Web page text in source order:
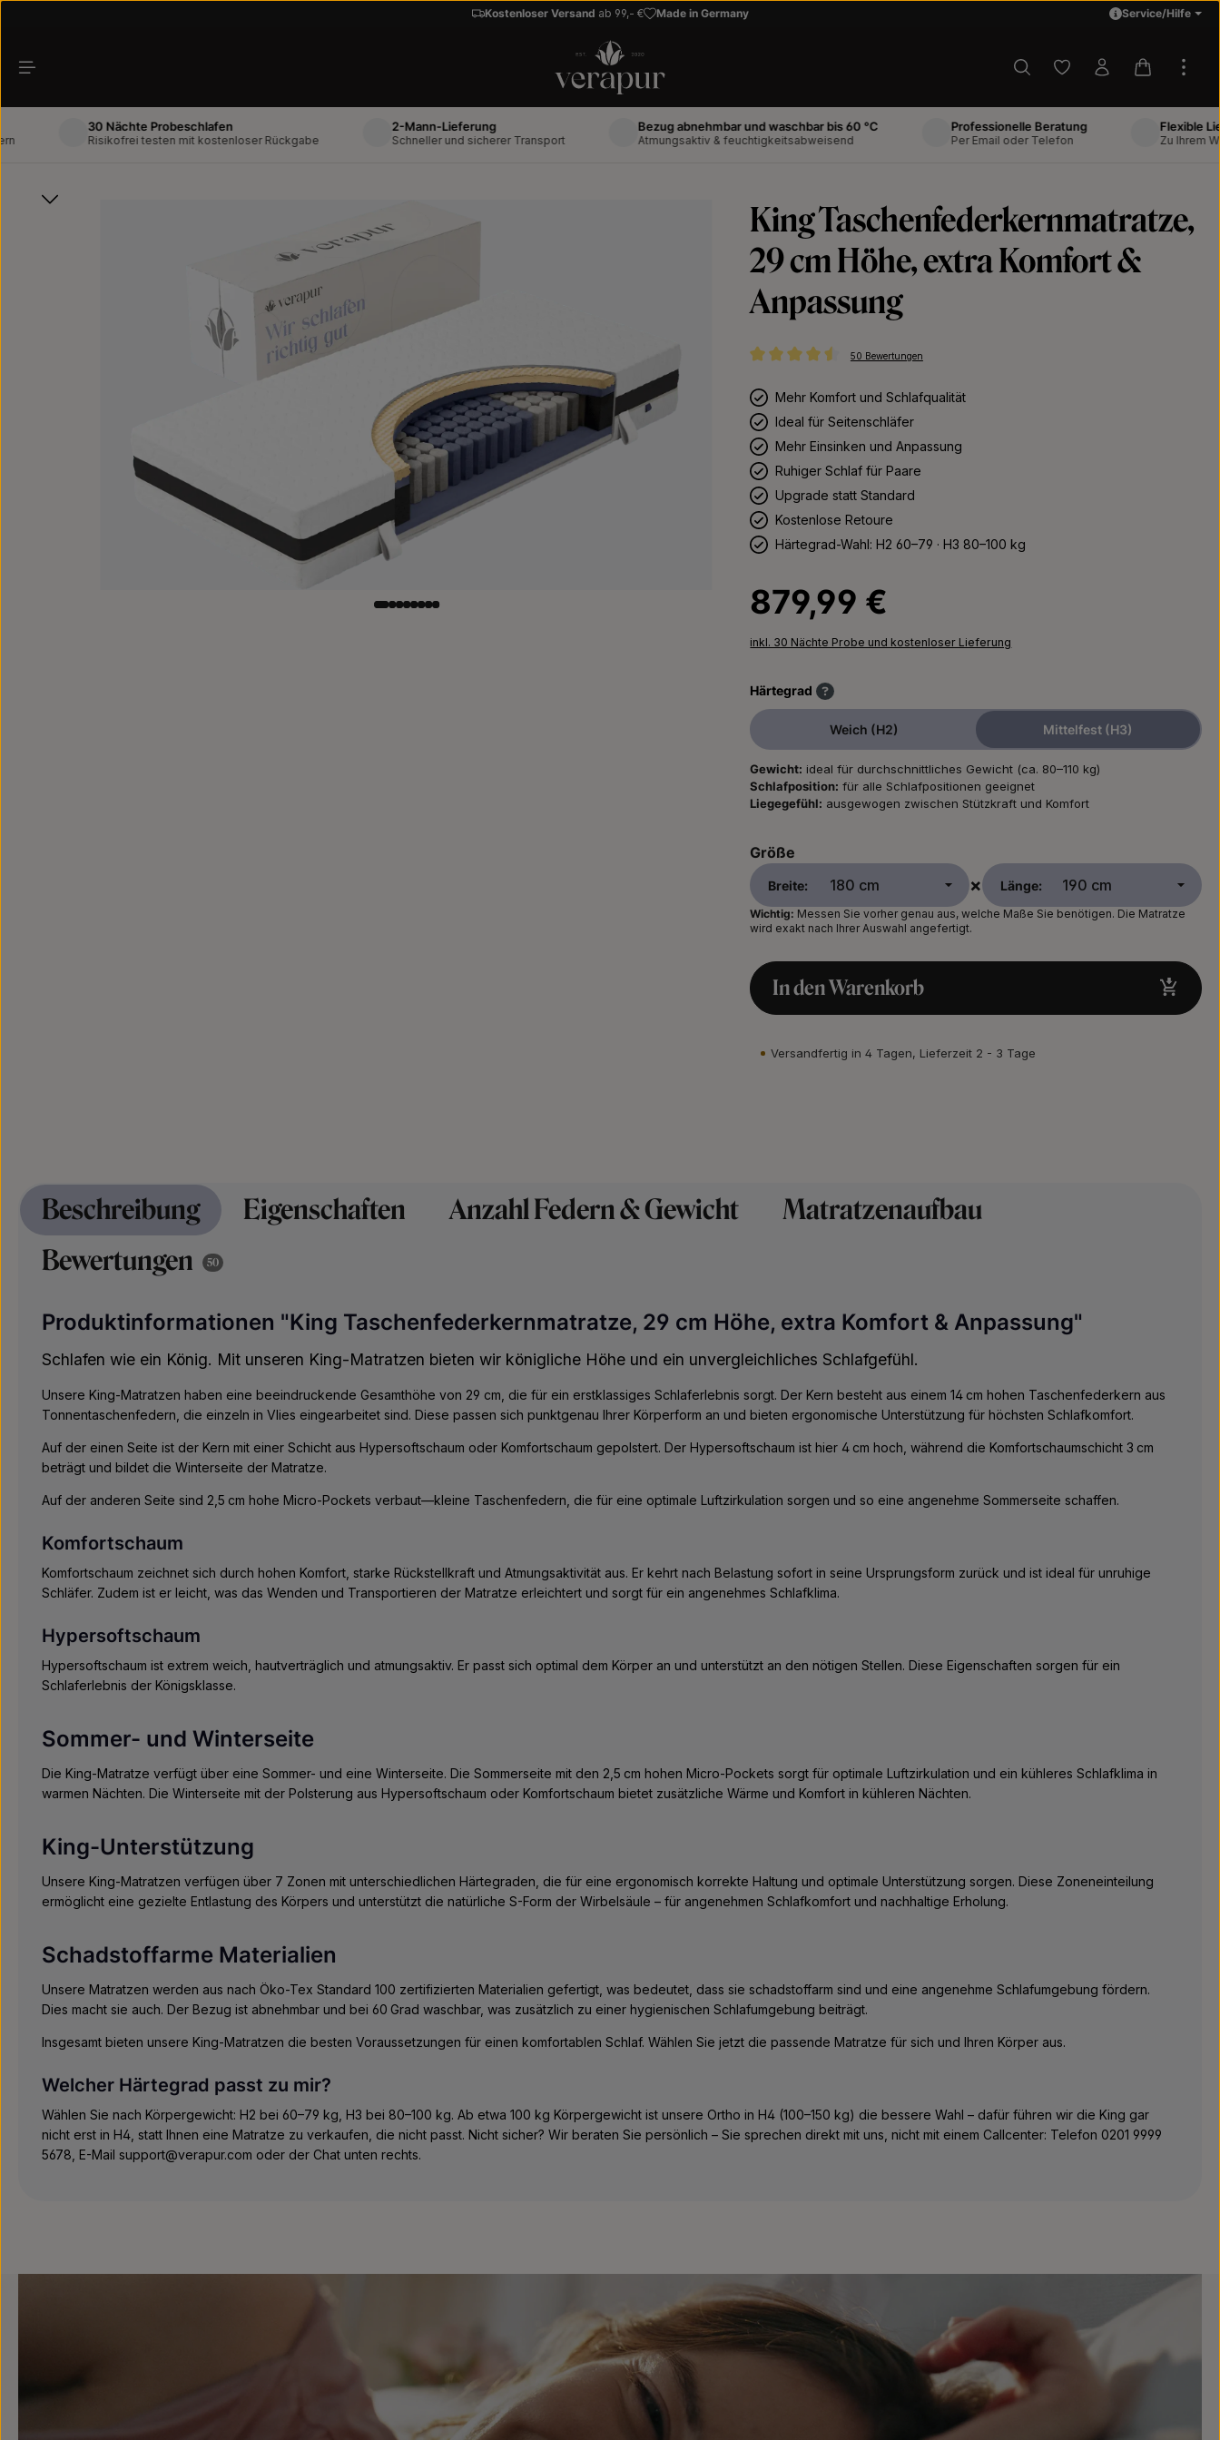
Kostenloser Versand ab 99,- € Made in Germany Service/Hilfe
Du hast 0 Produkte auf
30 Nächte Probeschlafen
Risikofrei testen mit kostenloser Rückgabe
2-Mann-Lieferung
Schneller und sicherer Transport
Bezug abnehmbar und waschbar bis 60 °C
Atmungsaktiv & feuchtigkeitsabweisend
Professionelle Beratung
Per Email oder Telefon
Flexible
Zu Ihrem
Bildergalerie überspringen
50 Bewertungen
King Taschenfederkernmatratze,
29 cm Höhe, extra Komfort &
Anpassung
Mehr Komfort und Schlafqualität
Ideal für Seitenschläfer
Mehr Einsinken und Anpassung
Ruhiger Schlaf für Paare
Upgrade statt Standard
Kostenlose Retoure
Härtegrad-Wahl: H2 60–79 · H3 80–100 kg
Regulärer Preis:
879,99 €
inkl. 30 Nächte Probe und kostenloser Lieferung
Größe
Breite: × Länge:
Wichtig: Messen Sie vorher genau aus, welche Maße Sie benötigen. Die Matratze
wird exakt nach Ihrer Auswahl angefertigt.
Härtegrad
Weich (H2) Mittelfest (H3)
Gewicht: ideal für durchschnittliches Gewicht (ca. 80–110 kg)
Schlafposition: für alle Schlafpositionen geeignet
Liegegefühl: ausgewogen zwischen Stützkraft und Komfort
In den Warenkorb
Versandfertig in 4 Tagen, Lieferzeit 2 - 3 Tage
Beschreibung Eigenschaften Anzahl Federn & Gewicht
Matratzenaufbau
Bewertungen
50
Produktinformationen "King Taschenfederkernmatratze, 29 cm Höhe, extra Komfort & Anpassung"
Schlafen wie ein König. Mit unseren King-Matratzen bieten wir königliche Höhe und ein unvergleichliches Schlafgefühl.
Unsere King-Matratzen haben eine beeindruckende Gesamthöhe von 29 cm, die für ein erstklassiges Schlaferlebnis sorgt. Der Kern besteht aus einem 14 cm hohen Taschenfederkern aus
Tonnentaschenfedern, die einzeln in Vlies eingearbeitet sind. Diese passen sich punktgenau Ihrer Körperform an und bieten ergonomische Unterstützung für höchsten Schlafkomfort.
Auf der einen Seite ist der Kern mit einer Schicht aus Hypersoftschaum oder Komfortschaum gepolstert. Der Hypersoftschaum ist hier 4 cm hoch, während die Komfortschaumschicht 3 cm
beträgt und bildet die Winterseite der Matratze.
Auf der anderen Seite sind 2,5 cm hohe Micro-Pockets verbaut—kleine Taschenfedern, die für eine optimale Luftzirkulation sorgen und so eine angenehme Sommerseite schaffen.
Komfortschaum
Komfortschaum zeichnet sich durch hohen Komfort, starke Rückstellkraft und Atmungsaktivität aus. Er kehrt nach Belastung sofort in seine Ursprungsform zurück und ist ideal für unruhige
Schläfer. Zudem ist er leicht, was das Wenden und Transportieren der Matratze erleichtert und sorgt für ein angenehmes Schlafklima.
Hypersoftschaum
Hypersoftschaum ist extrem weich, hautverträglich und atmungsaktiv. Er passt sich optimal dem Körper an und unterstützt an den nötigen Stellen. Diese Eigenschaften sorgen für ein
Schlaferlebnis der Königsklasse.
Sommer- und Winterseite
Die King-Matratze verfügt über eine Sommer- und eine Winterseite. Die Sommerseite mit den 2,5 cm hohen Micro-Pockets sorgt für optimale Luftzirkulation und ein kühleres Schlafklima in
warmen Nächten. Die Winterseite mit der Polsterung aus Hypersoftschaum oder Komfortschaum bietet zusätzliche Wärme und Komfort in kühleren Nächten.
King-Unterstützung
Unsere King-Matratzen verfügen über 7 Zonen mit unterschiedlichen Härtegraden, die für eine ergonomisch korrekte Haltung und optimale Unterstützung sorgen. Diese Zoneneinteilung
ermöglicht eine gezielte Entlastung des Körpers und unterstützt die natürliche S-Form der Wirbelsäule – für angenehmen Schlafkomfort und nachhaltige Erholung.
Schadstoffarme Materialien
Unsere Matratzen werden aus nach Öko-Tex Standard 100 zertifizierten Materialien gefertigt, was bedeutet, dass sie schadstoffarm sind und eine angenehme Schlafumgebung fördern.
Dies macht sie auch. Der Bezug ist abnehmbar und bei 60 Grad waschbar, was zusätzlich zu einer hygienischen Schlafumgebung beiträgt.
Insgesamt bieten unsere King-Matratzen die besten Voraussetzungen für einen komfortablen Schlaf. Wählen Sie jetzt die passende Matratze für sich und Ihren Körper aus.
Welcher Härtegrad passt zu mir?
Wählen Sie nach Körpergewicht: H2 bei 60–79 kg, H3 bei 80–100 kg. Ab etwa 100 kg Körpergewicht ist unsere Ortho in H4 (100–150 kg) die bessere Wahl – dafür führen wir die King gar
nicht erst in H4, statt Ihnen eine Matratze zu verkaufen, die nicht passt. Nicht sicher? Wir beraten Sie persönlich – Sie sprechen direkt mit uns, nicht mit einem Callcenter: Telefon 0201 9999
5678, E-Mail support@verapur.com oder der Chat unten rechts.